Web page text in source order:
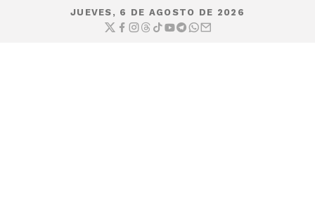
JUEVES, 6 DE AGOSTO DE 2026